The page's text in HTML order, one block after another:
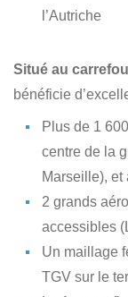
l’Autriche
Situé au
bénéficie
Plus de 1
centre de la
Marseille), et
2 grands
accessibles
Un maillage
TGV sur le